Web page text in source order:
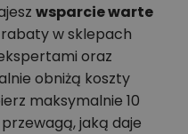
wsparcie warte
w sklepach
oraz
obniżą koszty
maksymalnie 10
jaką daje